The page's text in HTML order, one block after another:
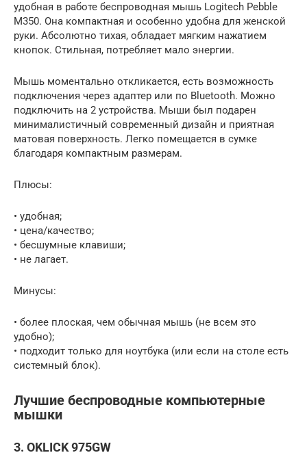
удобная в работе беспроводная мышь Logitech Pebble
M350. Она компактная и особенно удобна для женской
руки. Абсолютно тихая, обладает мягким нажатием
кнопок. Стильная, потребляет мало энергии.
Мышь моментально откликается, есть возможность
подключения через адаптер или по Bluetooth. Можно
подключить на 2 устройства. Мыши был подарен
минималистичный современный дизайн и приятная
матовая поверхность. Легко помещается в сумке
благодаря компактным размерам.
Плюсы:
• удобная;
• цена/качество;
• бесшумные клавиши;
• не лагает.
Минусы:
• более плоская, чем обычная мышь (не всем это
удобно);
• подходит только для ноутбука (или если на столе есть
системный блок).
Лучшие беспроводные компьютерные
мышки
3. OKLICK 975GW